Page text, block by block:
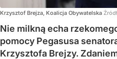
Krzysztof Brejza, Koalicja Obywatelska
Nie milkną echa
pomocy Pegasusa
Krzysztofa Brejzy.